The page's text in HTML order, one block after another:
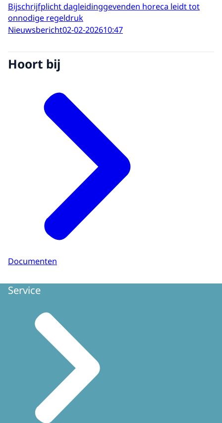
Bijschrijfplicht dagleidinggevenden horeca leidt tot
onnodige regeldruk
Nieuwsbericht02-02-202610:47
Hoort bij
Documenten
Service